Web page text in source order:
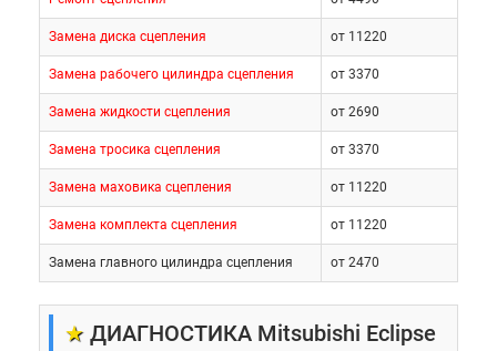
Замена диска сцепления от 11220
Замена рабочего цилиндра сцепления от 3370
Замена жидкости сцепления от 2690
Замена тросика сцепления от 3370
Замена маховика сцепления от 11220
Замена комплекта сцепления от 11220
Замена главного цилиндра сцепления от 2470
★ ДИАГНОСТИКА Mitsubishi Eclipse